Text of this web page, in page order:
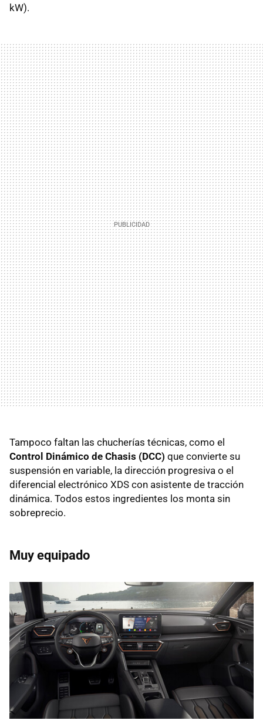
kW).
Tampoco faltan las chucherías técnicas, como el
Control Dinámico de Chasis (DCC) que convierte su
suspensión en variable, la dirección progresiva o el
diferencial electrónico XDS con asistente de tracción
dinámica. Todos estos ingredientes los monta sin
sobreprecio.
Muy equipado